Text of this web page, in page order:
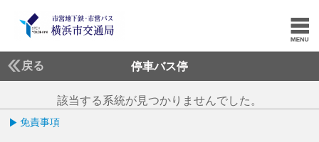
戻る 停車バス停
該当する系統が見つかりませんでした。
免責事項